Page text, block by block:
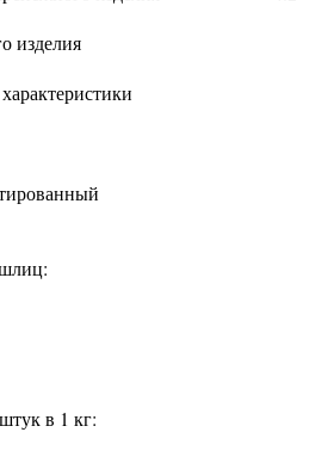
изделия
шлиц:
штук в 1 кг: